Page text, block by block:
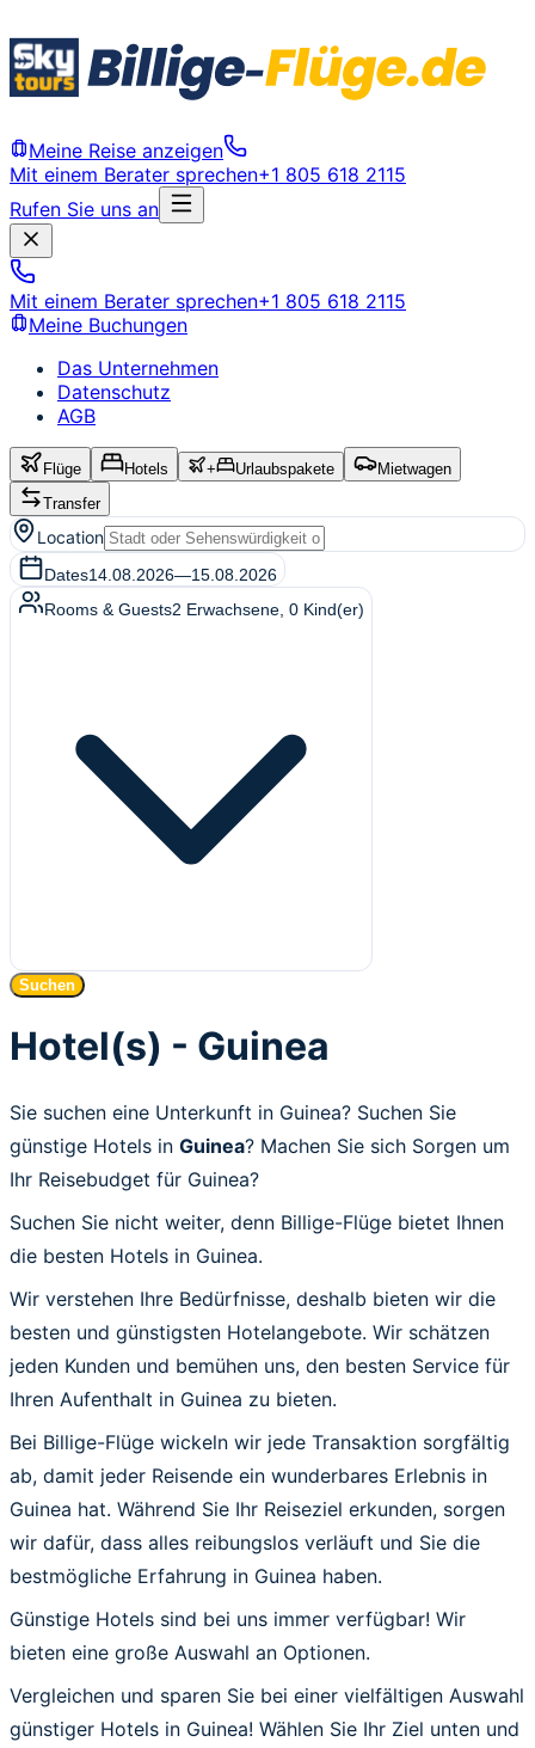
Meine Reise anzeigen
Mit einem Berater sprechen+1 805 618 2115
Rufen Sie uns an
Mit einem Berater sprechen+1 805 618 2115
Meine Buchungen
Das Unternehmen
Datenschutz
AGB
Flüge Hotels + Urlaubspakete
Mietwagen
Transfer
Location
Dates14.08.2026—15.08.2026
Rooms & Guests2 Erwachsene 0 Kind(er)
Suchen
Hotel(s) - Guinea
Sie suchen eine Unterkunft in Guinea? Suchen Sie
günstige Hotels in Guinea? Machen Sie sich Sorgen um
Ihr Reisebudget für Guinea?
Suchen Sie nicht weiter, denn Billige-Flüge bietet Ihnen
die besten Hotels in Guinea.
Wir verstehen Ihre Bedürfnisse, deshalb bieten wir die
besten und günstigsten Hotelangebote. Wir schätzen
jeden Kunden und bemühen uns, den besten Service für
Ihren Aufenthalt in Guinea zu bieten.
Bei Billige-Flüge wickeln wir jede Transaktion sorgfältig
ab, damit jeder Reisende ein wunderbares Erlebnis in
Guinea hat. Während Sie Ihr Reiseziel erkunden, sorgen
wir dafür, dass alles reibungslos verläuft und Sie die
bestmögliche Erfahrung in Guinea haben.
Günstige Hotels sind bei uns immer verfügbar! Wir
bieten eine große Auswahl an Optionen.
Vergleichen und sparen Sie bei einer vielfältigen Auswahl
günstiger Hotels in Guinea! Wählen Sie Ihr Ziel unten und